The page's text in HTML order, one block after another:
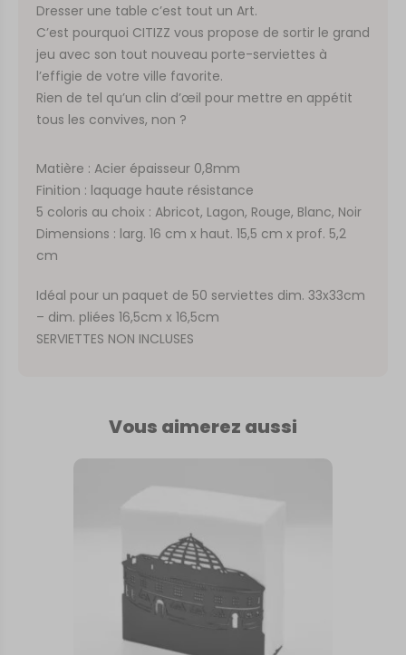
Dresser une table c’est tout un Art.
C’est pourquoi CITIZZ vous propose de sortir le grand
jeu avec son tout nouveau porte-serviettes à
l’effigie de votre ville favorite.
Rien de tel qu’un clin d’œil pour mettre en appétit
tous les convives, non ?
Matière : Acier épaisseur 0,8mm
Finition : laquage haute résistance
5 coloris au choix : Abricot, Lagon, Rouge, Blanc, Noir
Dimensions : larg. 16 cm x haut. 15,5 cm x prof. 5,2
cm
Idéal pour un paquet de 50 serviettes dim. 33x33cm
– dim. pliées 16,5cm x 16,5cm
SERVIETTES NON INCLUSES
Vous aimerez aussi